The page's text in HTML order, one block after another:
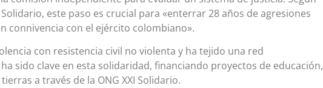
Solidario, este paso es crucial para «enterrar 28 años de agresiones
connivencia con el ejército colombiano».
con resistencia civil no violenta y ha tejido una red
sido clave en esta solidaridad, financiando proyectos de educación,
a través de la ONG XXI Solidario.